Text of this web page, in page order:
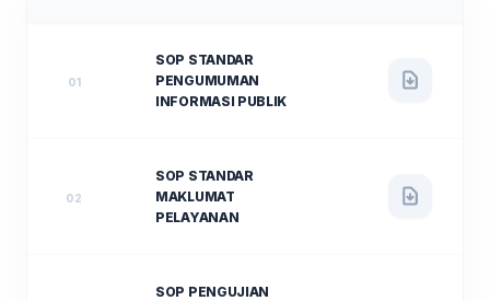
01
SOP STANDAR
PENGUMUMAN
INFORMASI PUBLIK
02
SOP STANDAR
MAKLUMAT
PELAYANAN
SOP PENGUJIAN